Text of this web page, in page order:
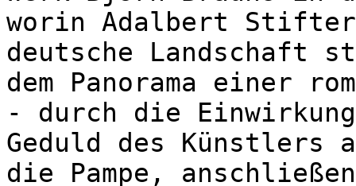
worin Adalbert
deutsche Landschaft
dem Panorama einer
- durch die
Geduld des
die Pampe,